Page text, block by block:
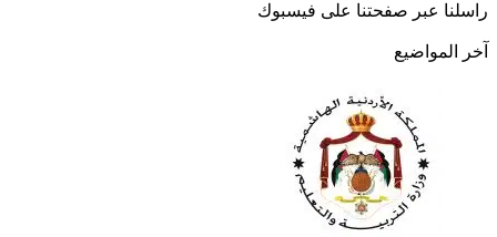
راسلنا عبر صفحتنا على فيسبوك
آخر المواضيع